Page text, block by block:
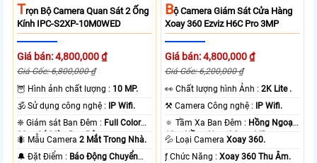
TRọn Bộ Camera Quan Sát 2 Ống
Kính IPC-S2XP-10M0WED
Giá bán: 4,800,000 ₫
Giá Gốc: 6,800,000 ₫
🦉 Hình ảnh chất lượng : 10 MP.
🕉️ Sử dụng công nghệ :
IP Wifi.
❈ Giám sát Ban Đêm : Full Color
20m Có Màu Ban Ðêm.
🐜 Mẫu Camera2 Mắt Trong Nhà.
️🔔 Đặt Điểm : Báo Động Chuyển
BỘ Camera Giám Sát Cửa Hàng
Xoay 360 Ezviz H6C Pro 3MP
Giá bán: 4,800,000 ₫
Giá Gốc: 6,200,000 ₫
️👀 Chất lượng hình Ảnh :2K Lite .
⚒ Camera Công nghệ :
IP Wifi.
🔅 Tầm Xa Ban Đêm : Hồng Ngoại
10m Hồng Ngoại Smart IR.
💦 Loại CameraXoay 360.
️ƒ Chức Năng :Xoay 360 Thu Âm.